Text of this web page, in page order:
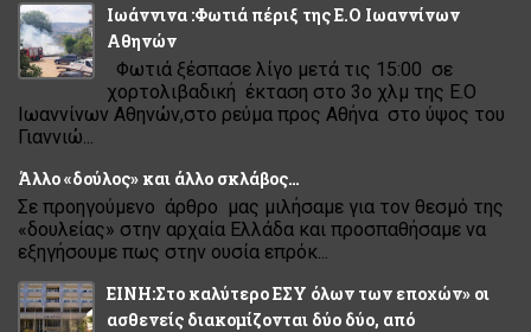
Ιωάννινα :Φωτιά πέριξ της Ε.Ο Ιωαννίνων
Αθηνών
Φωτιά ξέσπασε λίγο μετά τις 15:00 σε
χορτολιβαδική έκταση στο 3ο χλμ της Ε.Ο
Ιωαννίνων Αθηνών,στο ρεύμα προς Αθήνα στο ύψος του
Γιαννιώ...
Άλλο «δούλος» και άλλο σκλάβος…
Σε προηγούμενο άρθρο μας μιλήσαμε για τον θεσμό της
«δουλείας» στην αρχαία Ελλάδα και προσπαθήσαμε να
εξηγήσουμε πως στην ουσία επρόκ...
ΕΙΝΗ:Στο καλύτερο ΕΣΥ όλων των εποχών» οι
ασθενείς διακομίζονται δύο δύο, από